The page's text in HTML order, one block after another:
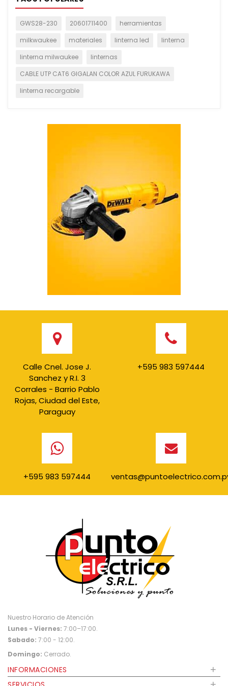
GWS28-230 20601711400
herramientas
milkwaukee
materiales linterna led
linterna
linterna milwaukee
linternas
CABLE UTP CAT6 GIGALAN COLOR AZUL FURUKAWA
linterna recargable
Calle Cnel. Jose J.
Sanchez y R.I. 3
Corrales - Barrio Pablo
Rojas, Ciudad del Este,
Paraguay
+595 983 597444
+595 983 597444
Nuestro Horario de Atención
Lunes - Viernes: 7:00–17:00.
Sabado: 7:00 - 12:00.
Domingo: Cerrado.
INFORMACIONES +